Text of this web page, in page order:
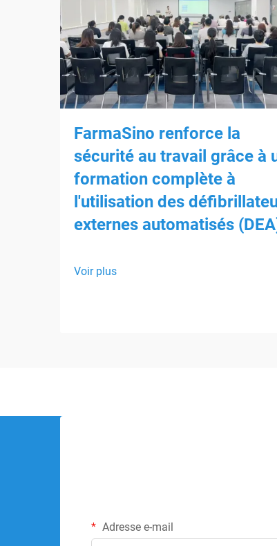
FarmaSino renforce la
sécurité au travail grâce à
formation complète à
l'utilisation des
externes automatisés
Voir plus
Adresse e-mail